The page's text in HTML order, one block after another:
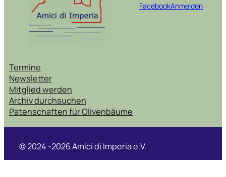
FacebookAnmelden
Termine
Newsletter
Mitglied werden
Archiv durchsuchen
Patenschaften für Olivenbäume
© 2024 -2026 Amici di Imperia e.V.